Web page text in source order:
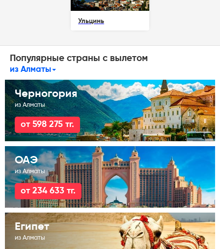
Ульцинь
Популярные страны с вылетом
из Алматы
Черногория
из Алматы
от 598 275 тг.
ОАЭ
из Алматы
от 234 633 тг.
Египет
из Алматы